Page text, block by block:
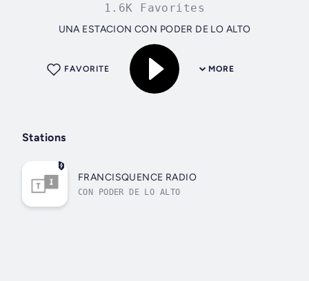
1.6K Favorites
UNA ESTACION CON PODER DE LO ALTO
MORE
FAVORITE
Stations
FRANCISQUENCE RADIO
CON PODER DE LO ALTO